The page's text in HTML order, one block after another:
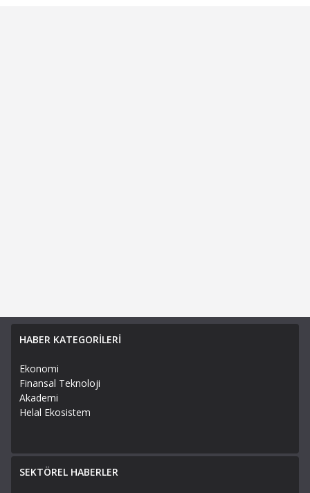
HABER KATEGORİLERİ
Ekonomi
Finansal Teknoloji
Akademi
Helal Ekosistem
SEKTÖREL HABERLER